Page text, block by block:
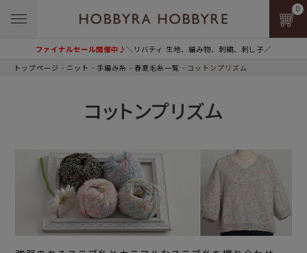
ファイナルセール開催中♪＼リバティ 生地、編み物、刺繍、刺し子／
0
トップページ ニット 手編み糸 春夏毛糸一覧 コットンプリズム
コットンプリズム